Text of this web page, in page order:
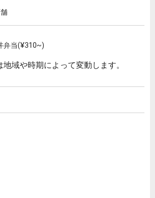
弁当(¥310~)
地域や時期によって変動します。